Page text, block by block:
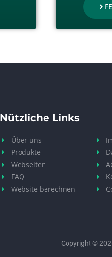
Nützliche Links
Über uns
Produkte
Webseiten
FAQ
Website berechnen
Copyright ©